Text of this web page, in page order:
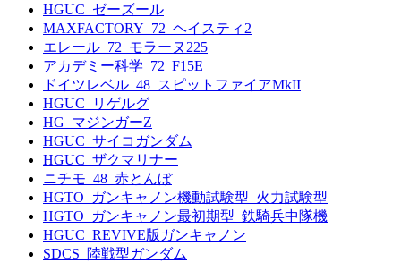
HGUC_ゼーズール
MAXFACTORY_72_ヘイスティ2
エレール_72_モラーヌ225
アカデミー科学_72_F15E
ドイツレベル_48_スピットファイアMkII
HGUC_リゲルグ
HG_マジンガーZ
HGUC_サイコガンダム
HGUC_ザクマリナー
ニチモ_48_赤とんぼ
HGTO_ガンキャノン機動試験型_火力試験型
HGTO_ガンキャノン最初期型_鉄騎兵中隊機
HGUC_REVIVE版ガンキャノン
SDCS_陸戦型ガンダム